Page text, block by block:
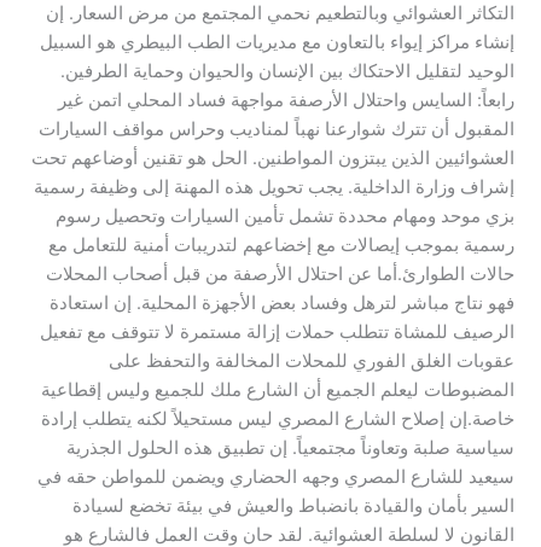
التكاثر العشوائي وبالتطعيم نحمي المجتمع من مرض السعار. إن
إنشاء مراكز إيواء بالتعاون مع مديريات الطب البيطري هو السبيل
الوحيد لتقليل الاحتكاك بين الإنسان والحيوان وحماية الطرفين.
رابعاً: السايس واحتلال الأرصفة مواجهة فساد المحلي اتمن غير
المقبول أن تترك شوارعنا نهباً لمناديب وحراس مواقف السيارات
العشوائيين الذين يبتزون المواطنين. الحل هو تقنين أوضاعهم تحت
إشراف وزارة الداخلية. يجب تحويل هذه المهنة إلى وظيفة رسمية
بزي موحد ومهام محددة تشمل تأمين السيارات وتحصيل رسوم
رسمية بموجب إيصالات مع إخضاعهم لتدريبات أمنية للتعامل مع
حالات الطوارئ.أما عن احتلال الأرصفة من قبل أصحاب المحلات
فهو نتاج مباشر لترهل وفساد بعض الأجهزة المحلية. إن استعادة
الرصيف للمشاة تتطلب حملات إزالة مستمرة لا تتوقف مع تفعيل
عقوبات الغلق الفوري للمحلات المخالفة والتحفظ على
المضبوطات ليعلم الجميع أن الشارع ملك للجميع وليس إقطاعية
خاصة.إن إصلاح الشارع المصري ليس مستحيلاً لكنه يتطلب إرادة
سياسية صلبة وتعاوناً مجتمعياً. إن تطبيق هذه الحلول الجذرية
سيعيد للشارع المصري وجهه الحضاري ويضمن للمواطن حقه في
السير بأمان والقيادة بانضباط والعيش في بيئة تخضع لسيادة
القانون لا لسلطة العشوائية. لقد حان وقت العمل فالشارع هو